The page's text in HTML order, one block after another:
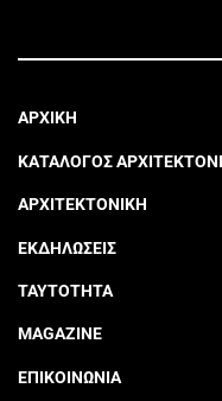
ΑΡΧΙΚΗ
ΚΑΤΑΛΟΓΟΣ
ΑΡΧΙΤΕΚΤΟΝΙΚΗ
ΕΚΔΗΛΩΣΕΙΣ
ΤΑΥΤΟΤΗΤΑ
MAGAZINE
ΕΠΙΚΟΙΝΩΝΙΑ